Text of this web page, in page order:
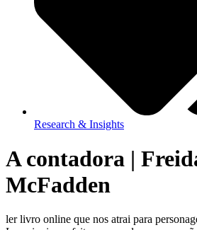
Research & Insights
A contadora |
McFadden
ler livro online que nos atrai para